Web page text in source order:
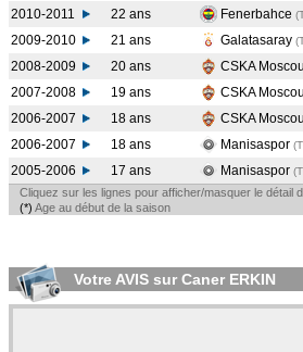
2010-2011
22 ans Fenerbahce
2009-2010
21 ans Galatasaray
2008-2009
20 ans CSKA Moscou
2007-2008
19 ans CSKA Moscou
2006-2007
18 ans CSKA Moscou
2006-2007
18 ans Manisaspor
2005-2006
17 ans Manisaspor
Cliquez sur les lignes pour afficher/masquer le détail
(*) Age au début de la saison
Votre AVIS sur Caner ERKIN